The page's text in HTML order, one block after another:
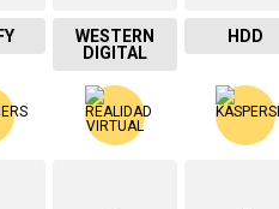
WESTERN
DIGITAL
HDD